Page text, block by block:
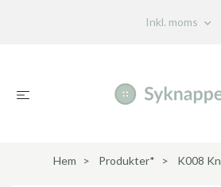
Inkl. moms
Hem Produkter* K008